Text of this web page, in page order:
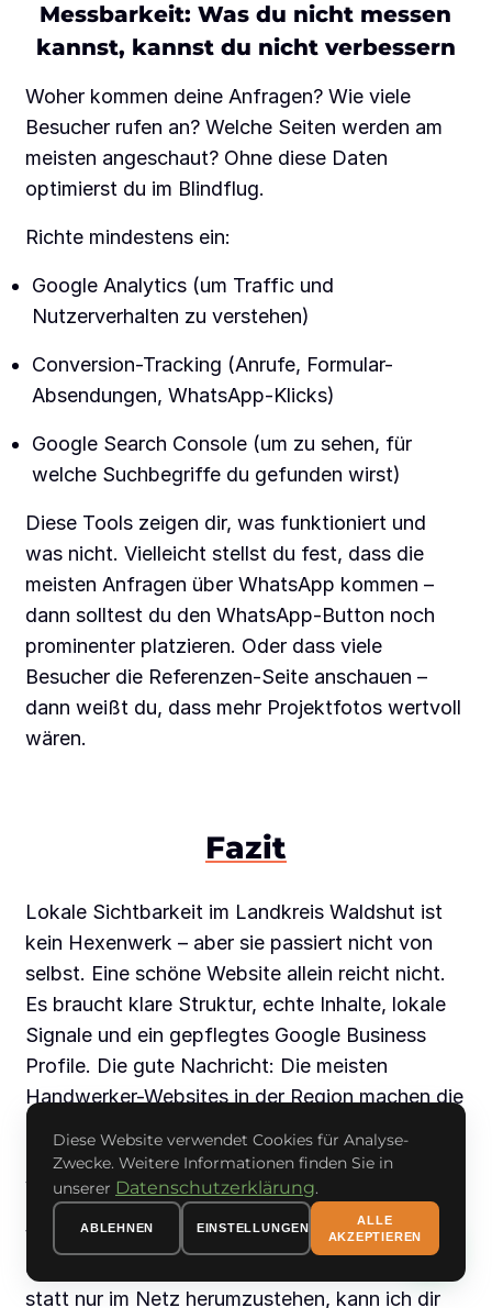
Messbarkeit: Was du nicht messen
kannst, kannst du nicht verbessern
Woher kommen deine Anfragen? Wie viele
Besucher rufen an? Welche Seiten werden am
meisten angeschaut? Ohne diese Daten
optimierst du im Blindflug.
Richte mindestens ein:
Google Analytics (um Traffic und
Nutzerverhalten zu verstehen)
Conversion-Tracking (Anrufe, Formular-
Absendungen, WhatsApp-Klicks)
Google Search Console (um zu sehen, für
welche Suchbegriffe du gefunden wirst)
Diese Tools zeigen dir, was funktioniert und
was nicht. Vielleicht stellst du fest, dass die
meisten Anfragen über WhatsApp kommen –
dann solltest du den WhatsApp-Button noch
prominenter platzieren. Oder dass viele
Besucher die Referenzen-Seite anschauen –
dann weißt du, dass mehr Projektfotos wertvoll
wären.
Fazit
Lokale Sichtbarkeit im Landkreis Waldshut ist
kein Hexenwerk – aber sie passiert nicht von
selbst. Eine schöne Website allein reicht nicht.
Es braucht klare Struktur, echte Inhalte, lokale
Signale und ein gepflegtes Google Business
Profile. Die gute Nachricht: Die meisten
Handwerker-Websites in der Region machen die
Basics richtig umsetzt, hat einen massiven
Vorteil.
Wenn du im Landkreis Waldshut tätig bist und
deine Website endlich für dich arbeiten soll
statt nur im Netz herumzustehen, kann ich dir
Diese Website verwendet Cookies für Analyse-
Zwecke. Weitere Informationen finden Sie in
unserer Datenschutzerklärung.
ABLEHNEN EINSTELLUNGEN
ALLE
AKZEPTIEREN